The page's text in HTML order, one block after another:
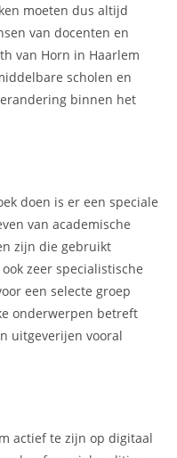
moeten dus altijd
van docenten en
van Horn in Haarlem
scholen en
binnen het
doen is er een speciale
van academische
zijn die gebruikt
zeer specialistische
een selecte groep
onderwerpen betreft
uitgeverijen vooral
actief te zijn op digitaal